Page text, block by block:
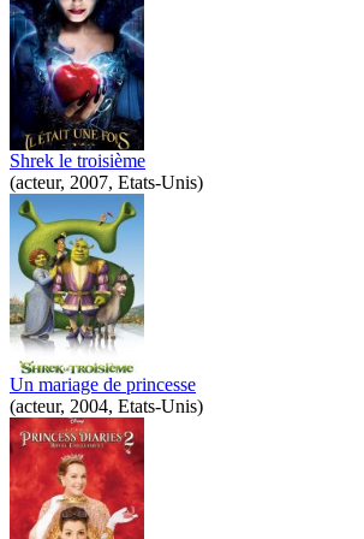
Shrek le troisième
(acteur, 2007, Etats-Unis)
Un mariage de princesse
(acteur, 2004, Etats-Unis)